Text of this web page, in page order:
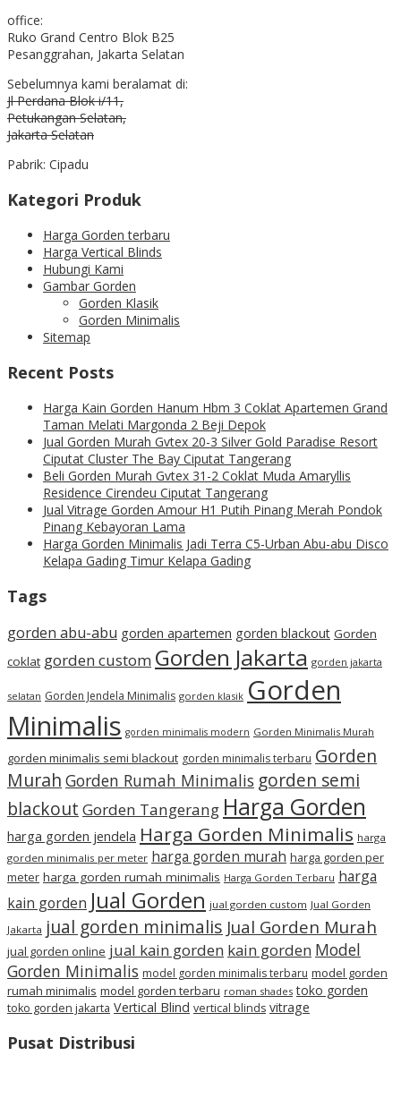
office:
Ruko Grand Centro Blok B25
Pesanggrahan, Jakarta Selatan
Sebelumnya kami beralamat di:
Jl Perdana Blok i/11,
Petukangan Selatan,
Jakarta Selatan
Pabrik: Cipadu
Kategori Produk
Harga Gorden terbaru
Harga Vertical Blinds
Hubungi Kami
Gambar Gorden
Gorden Klasik
Gorden Minimalis
Sitemap
Recent Posts
Harga Kain Gorden Hanum Hbm 3 Coklat Apartemen Grand
Taman Melati Margonda 2 Beji Depok
Jual Gorden Murah Gvtex 20-3 Silver Gold Paradise Resort
Ciputat Cluster The Bay Ciputat Tangerang
Beli Gorden Murah Gvtex 31-2 Coklat Muda Amaryllis
Residence Cirendeu Ciputat Tangerang
Jual Vitrage Gorden Amour H1 Putih Pinang Merah Pondok
Pinang Kebayoran Lama
Harga Gorden Minimalis Jadi Terra C5-Urban Abu-abu Disco
Kelapa Gading Timur Kelapa Gading
Tags
gorden abu-abu gorden apartemen gorden blackout Gorden
coklat gorden custom Gorden Jakarta gorden jakarta
selatan Gorden Jendela Minimalis gorden klasik Gorden
Minimalis gorden minimalis modern Gorden Minimalis Murah
gorden minimalis semi blackout gorden minimalis terbaru Gorden
Murah Gorden Rumah Minimalis gorden semi
blackout Gorden Tangerang Harga Gorden
harga gorden jendela Harga Gorden Minimalis harga
gorden minimalis per meter harga gorden murah harga gorden per
meter harga gorden rumah minimalis Harga Gorden Terbaru harga
kain gorden Jual Gorden jual gorden custom Jual Gorden
Jakarta jual gorden minimalis Jual Gorden Murah
jual gorden online jual kain gorden kain gorden Model
Gorden Minimalis model gorden minimalis terbaru model gorden
rumah minimalis model gorden terbaru roman shades toko gorden
toko gorden jakarta Vertical Blind vertical blinds vitrage
Pusat Distribusi